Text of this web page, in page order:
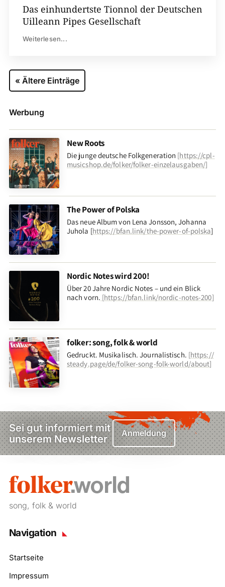
Das einhundertste Tionnol der Deutschen
Uilleann Pipes Gesellschaft
Weiterlesen...
« Ältere Einträge
Werbung
New Roots
Die junge deutsche Folkgeneration [https://cpl-
musicshop.de/folker/folker-einzelausgaben/]
The Power of Polska
Das neue Album von Lena Jonsson, Johanna
Juhola [https://bfan.link/the-power-of-polska]
Nordic Notes wird 200!
Über 20 Jahre Nordic Notes – und ein Blick
nach vorn. [https://bfan.link/nordic-notes-200]
folker: song, folk & world
Gedruckt. Musikalisch. Journalistisch. [https://
steady.page/de/folker-song-folk-world/about]
Sei gut informiert mit
unserem Newsletter
Anmeldung
song, folk & world
Navigation
Startseite
Impressum